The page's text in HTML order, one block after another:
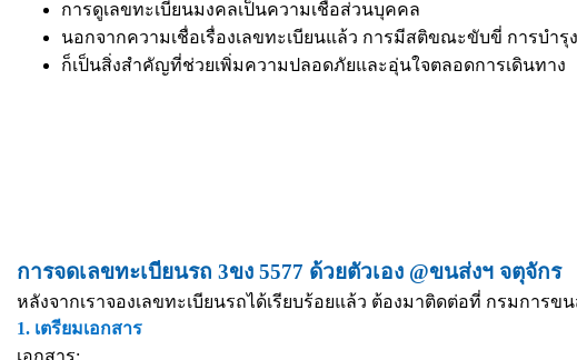
การดูเลขทะเบียนมงคลเป็นความเชื่อส่วนบุคคล
นอกจากความเชื่อเรื่องเลขทะเบียนแล้ว การมีสติขณะขับขี่ การบำ
ก็เป็นสิ่งสำคัญที่ช่วยเพิ่มความปลอดภัยและอุ่นใจตลอดการเดินทาง
การจดเลขทะเบียนรถ 3ขง 5577 ด้วยตัวเอง @ขนส่งฯ จตุจักร
หลังจากเราจองเลขทะเบียนรถได้เรียบร้อยแล้ว ต้องมาติดต่อที่ กรมกา
1. เตรียมเอกสาร
เอกสาร: